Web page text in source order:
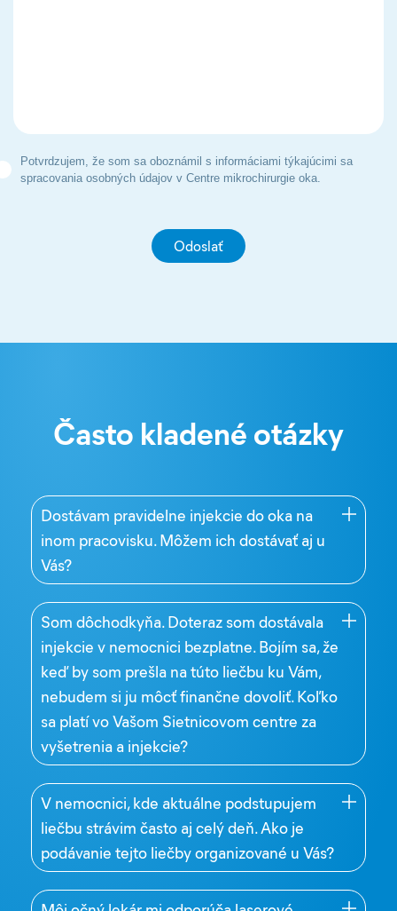
Potvrdzujem, že som sa oboznámil s informáciami týkajúcimi sa
spracovania osobných údajov v Centre mikrochirurgie oka.
Často kladené otázky
Dostávam pravidelne injekcie do oka na
inom pracovisku. Môžem ich dostávať aj u
Vás?
Som dôchodkyňa. Doteraz som dostávala
injekcie v nemocnici bezplatne. Bojím sa, že
keď by som prešla na túto liečbu ku Vám,
nebudem si ju môcť finančne dovoliť. Koľko
sa platí vo Vašom Sietnicovom centre za
vyšetrenia a injekcie?
V nemocnici, kde aktuálne podstupujem
liečbu strávim často aj celý deň. Ako je
podávanie tejto liečby organizované u Vás?